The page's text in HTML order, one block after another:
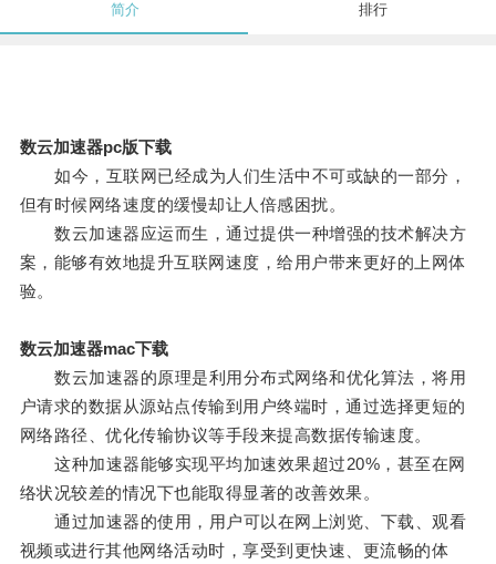
简介 排行
数云加速器pc版下载
如今，互联网已经成为人们生活中不可或缺的一部分，
但有时候网络速度的缓慢却让人倍感困扰。
数云加速器应运而生，通过提供一种增强的技术解决方
案，能够有效地提升互联网速度，给用户带来更好的上网体
验。
数云加速器mac下载
数云加速器的原理是利用分布式网络和优化算法，将用
户请求的数据从源站点传输到用户终端时，通过选择更短的
网络路径、优化传输协议等手段来提高数据传输速度。
这种加速器能够实现平均加速效果超过20%，甚至在网
络状况较差的情况下也能取得显著的改善效果。
通过加速器的使用，用户可以在网上浏览、下载、观看
视频或进行其他网络活动时，享受到更快速、更流畅的体